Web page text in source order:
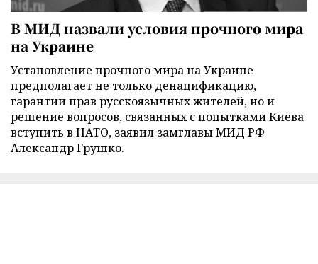
В МИД назвали условия прочного мира
на Украине
Установление прочного мира на Украине
предполагает не только денацификацию,
гарантии прав русскоязычных жителей, но и
решение вопросов, связанных с попытками Киева
вступить в НАТО, заявил замглавы МИД РФ
Александр Грушко.